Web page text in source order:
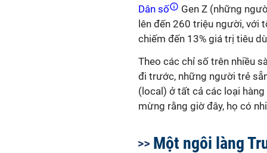
Dân số
Gen Z (những
lên đến 260 triệu người, với
chiếm đến 13% giá trị tiêu
Theo các chỉ số trên nhiều
đi trước, những người trẻ
(local) ở tất cả các loại
mừng rằng giờ đây, họ có
Một ngôi làng